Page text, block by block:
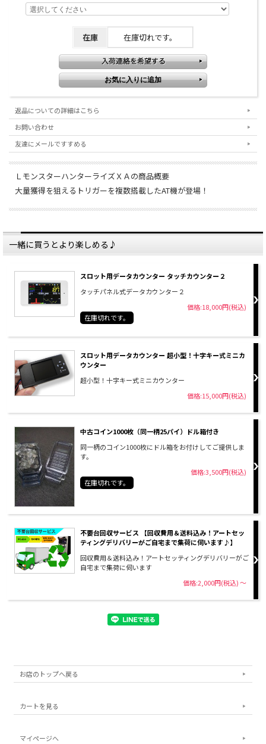
在庫 在庫切れです。
返品についての詳細はこちら
お問い合わせ
友達にメールですすめる
ＬモンスターハンターライズＸＡの商品概要
大量獲得を狙えるトリガーを複数搭載したAT機が登場！
一緒に買うとより楽しめる♪
スロット用データカウンター タッチカウンター２
タッチパネル式データカウンター２
価格:18,000円(税込)
在庫切れです。
スロット用データカウンター 超小型！十字キー式ミニカ
ウンター
超小型！十字キー式ミニカウンター
価格:15,000円(税込)
中古コイン1000枚（同一柄25パイ）ドル箱付き
同一柄のコイン1000枚にドル箱をお付けしてご提供しま
す。
価格:3,500円(税込)
在庫切れです。
不要台回収サービス 【回収費用＆送料込み！アートセッ
ティングデリバリーがご自宅まで集荷に伺います♪】
回収費用＆送料込み！アートセッティングデリバリーがご
自宅まで集荷に伺います
価格:2,000円(税込)～
お店のトップへ戻る
カートを見る
マイページへ